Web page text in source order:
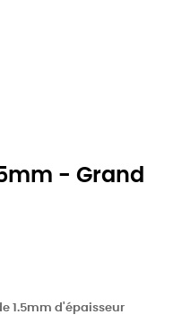
- Grand
1.5mm d'épaisseur